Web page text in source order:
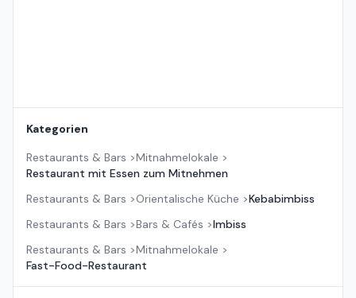
Kategorien
Restaurants & Bars >Mitnahmelokale >
Restaurant mit Essen zum Mitnehmen
Restaurants & Bars >Orientalische Küche >Kebabimbiss
Restaurants & Bars >Bars & Cafés >Imbiss
Restaurants & Bars >Mitnahmelokale >
Fast-Food-Restaurant